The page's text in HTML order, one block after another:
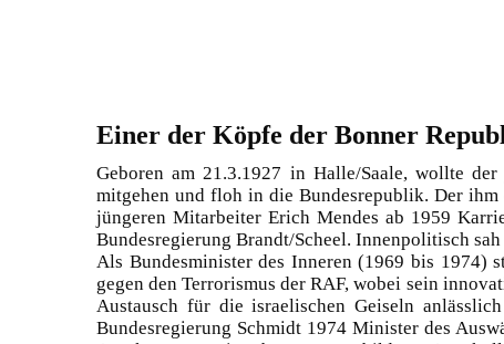
Einer der Köpfe der Bonner
Geboren am 21.3.1927 in Halle/Saale, wollte
mitgehen und floh in die Bundesrepublik. Der ihm
jüngeren Mitarbeiter Erich Mendes ab 1959
Bundesregierung Brandt/Scheel. Innenpolitisch
Als Bundesminister des Inneren (1969 bis 1974)
gegen den Terrorismus der RAF, wobei sein
Austausch für die israelischen Geiseln
Bundesregierung Schmidt 1974 Minister des